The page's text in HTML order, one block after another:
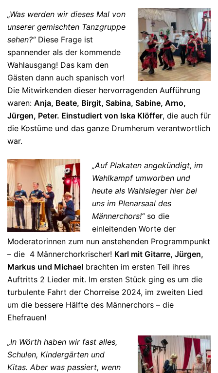
„Was werden wir dieses Mal von
unserer gemischten Tanzgruppe
sehen?“Diese Frage ist
spannender als der kommende
Wahlausgang! Das kam den
Gästen dann auch spanisch vor!
Die Mitwirkenden dieser hervorragenden Aufführung
waren: Anja, Beate, Birgit, Sabina, Sabine, Arno,
Jürgen, Peter. Einstudiert von Iska Klöffer, die auch für
die Kostüme und das ganze Drumherum verantwortlich
war.
„Auf Plakaten angekündigt, im
Wahlkampf umworben und
heute als Wahlsieger hier bei
uns im Plenarsaal des
Männerchors!“so die
einleitenden Worte der
Moderatorinnen zum nun anstehenden Programmpunkt
– die 4 Männerchorkrischer! Karl mit Gitarre, Jürgen,
Markus und Michael brachten im ersten Teil ihres
Auftritts 2 Lieder mit. Im ersten Stück ging es um die
turbulente Fahrt der Chorreise 2024, im zweiten Lied
um die bessere Hälfte des Männerchors – die
Ehefrauen!
„In Wörth haben wir fast alles,
Schulen, Kindergärten und
Kitas. Aber was passiert, wenn